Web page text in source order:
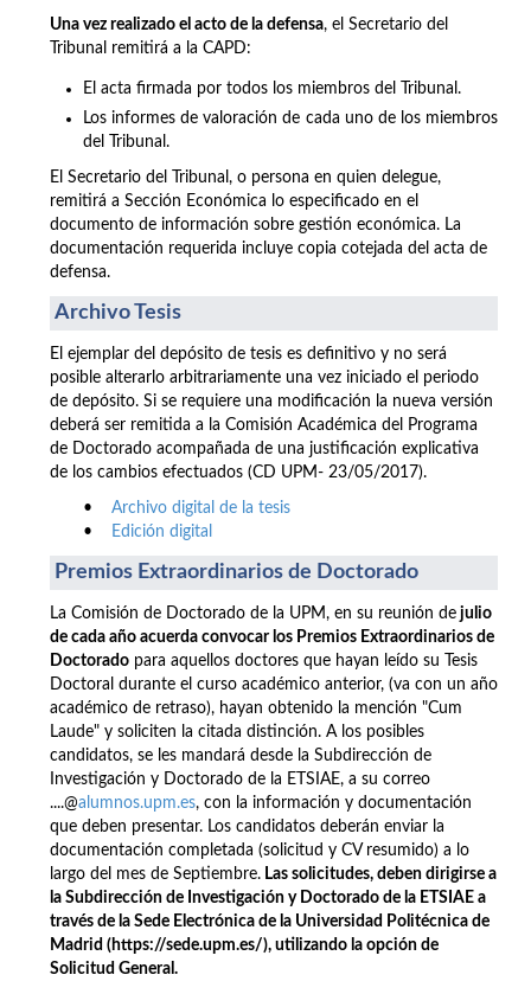
Una vez realizado el acto de la defensa, el Secretario del
Tribunal remitirá a la CAPD:
El acta firmada por todos los miembros del Tribunal.
Los informes de valoración de cada uno de los miembros
del Tribunal.
El Secretario del Tribunal, o persona en quien delegue,
remitirá a Sección Económica lo especificado en el
documento de información sobre gestión económica. La
documentación requerida incluye copia cotejada del acta de
defensa.
Archivo Tesis
El ejemplar del depósito de tesis es definitivo y no será
posible alterarlo arbitrariamente una vez iniciado el periodo
de depósito. Si se requiere una modificación la nueva versión
deberá ser remitida a la Comisión Académica del Programa
de Doctorado acompañada de una justificación explicativa
de los cambios efectuados (CD UPM- 23/05/2017).
• Archivo digital de la tesis
•
Edición digital
Premios Extraordinarios de Doctorado
La Comisión de Doctorado de la UPM, en su reunión de julio
de cada año acuerda convocar los Premios Extraordinarios de
Doctorado para aquellos doctores que hayan leído su Tesis
Doctoral durante el curso académico anterior, (va con un año
académico de retraso), hayan obtenido la mención "Cum
Laude" y soliciten la citada distinción. A los posibles
candidatos, se les mandará desde la Subdirección de
Investigación y Doctorado de la ETSIAE, a su correo
....@alumnos.upm.es, con la información y documentación
que deben presentar. Los candidatos deberán enviar la
documentación completada (solicitud y CV resumido) a lo
largo del mes de Septiembre. Las solicitudes, deben dirigirse a
la Subdirección de Investigación y Doctorado de la ETSIAE a
través de la Sede Electrónica de la Universidad Politécnica de
Madrid (https://sede.upm.es/), utilizando la opción de
Solicitud General.